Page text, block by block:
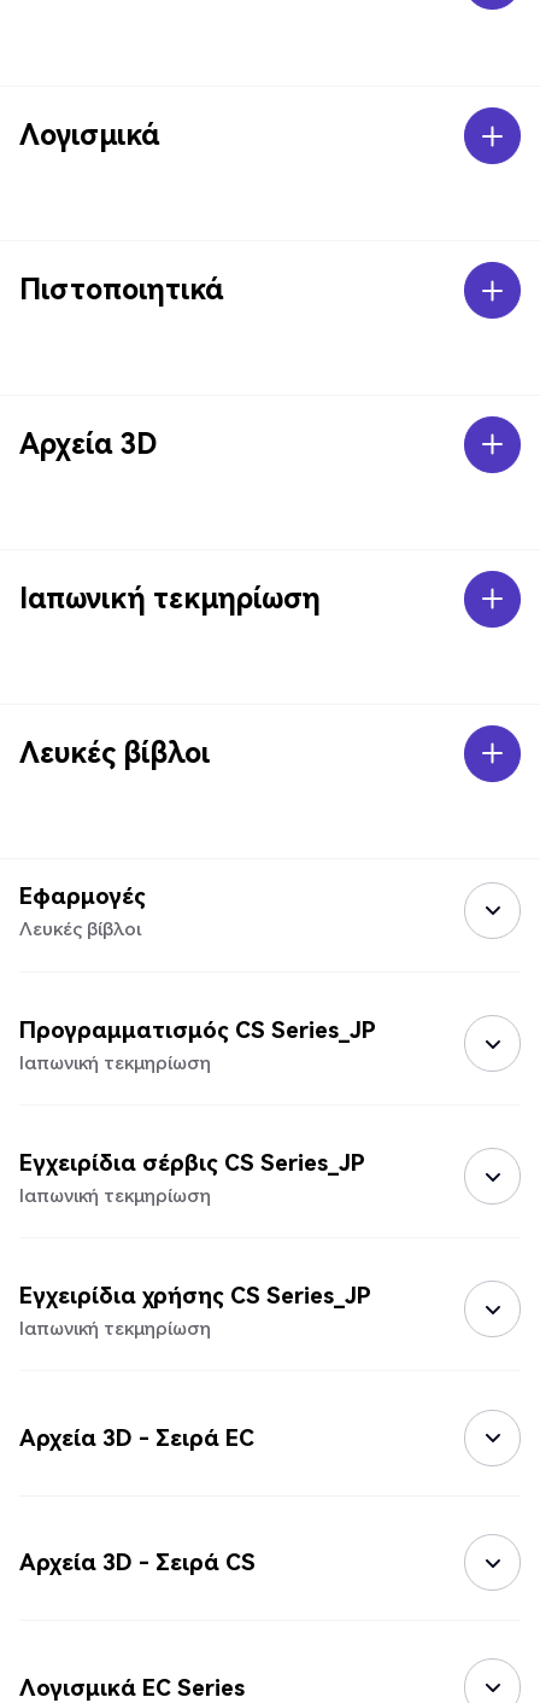
Λογισμικά
Πιστοποιητικά
Αρχεία 3D
Ιαπωνική τεκμηρίωση
Λευκές βίβλοι
Εφαρμογές
Λευκές βίβλοι
Προγραμματισμός CS Series_JP
Ιαπωνική τεκμηρίωση
Εγχειρίδια σέρβις CS Series_JP
Ιαπωνική τεκμηρίωση
Εγχειρίδια χρήσης CS Series_JP
Ιαπωνική τεκμηρίωση
Αρχεία 3D - Σειρά EC
Αρχεία 3D - Σειρά CS
Λογισμικά EC Series